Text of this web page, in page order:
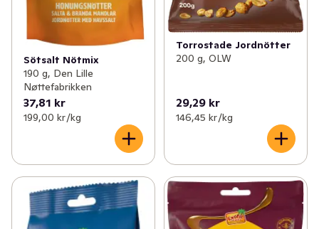
Sötsalt Nötmix
190 g, Den Lille
Nøttefabrikken
37,81 kr
199,00 kr /kg
Torrostade Jordnötter
200 g, OLW
29,29 kr
146,45 kr /kg